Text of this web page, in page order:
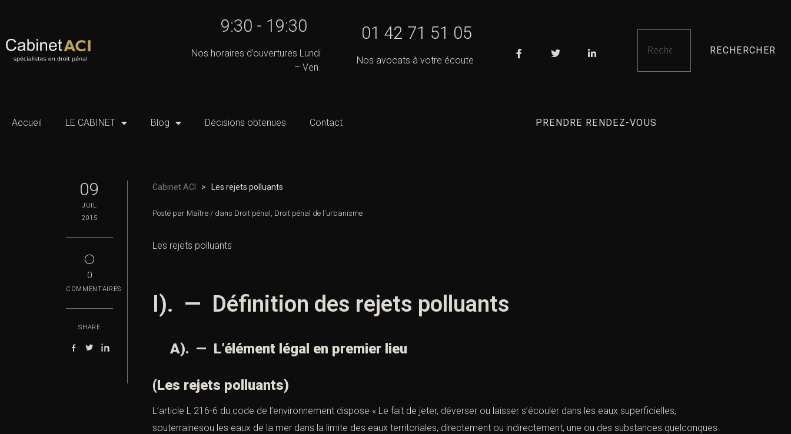
9:30 - 19:30
Nos horaires d’ouvertures Lundi
– Ven.
01 42 71 51 05
Nos avocats à votre écoute
RECHERCHER
Accueil LE CABINET Blog Décisions obtenues Contact PRENDRE RENDEZ-VOUS
09
JUIL
2015
◯
0
COMMENTAIRES
SHARE
Cabinet ACI > Les rejets polluants
Posté par Maître / dans Droit pénal , Droit pénal de l'urbanisme
Les rejets polluants
I). — Définition des rejets polluants
A). — L’élément légal en premier lieu
(Les rejets polluants)
L’article L 216-6 du code de l’environnement dispose « Le fait de jeter, déverser ou laisser s’écouler dans les eaux superficielles,
souterrainesou les eaux de la mer dans la limite des eaux territoriales, directement ou indirectement, une ou des substances quelconques